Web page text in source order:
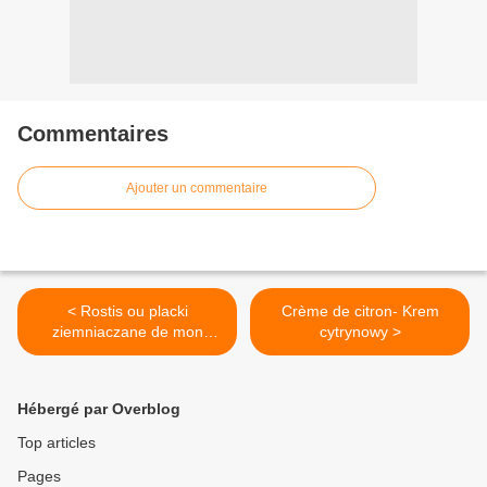
Commentaires
Ajouter un commentaire
< Rostis ou placki
ziemniaczane de mon
enfance
Crème de citron- Krem
cytrynowy >
Hébergé par Overblog
Top articles
Pages